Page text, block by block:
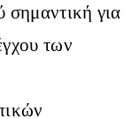
σημαντική για
των